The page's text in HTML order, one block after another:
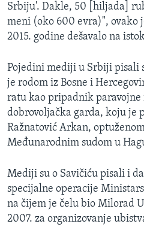
Srbiju'. Dakle, 50 [hiljada]
meni (oko 600 evra)", ovako
2015. godine dešavalo na
Pojedini mediji u Srbiji pisali
je rodom iz Bosne i
ratu kao pripadnik paravojne
dobrovoljačka garda, koju je
Ražnatović Arkan,
Međunarodnim sudom u
Mediji su o Savičiću pisali i
specijalne operacije
na čijem je čelu bio Milorad
2007. za organizovanje